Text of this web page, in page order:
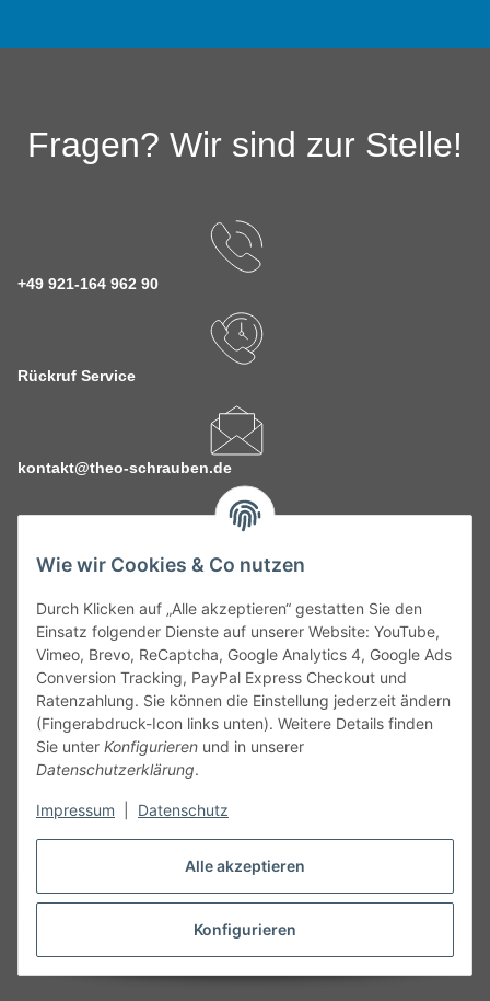
Alle akzeptieren
Konfigurieren
Wie wir Cookies & Co nutzen
Durch Klicken auf „Alle akzeptieren“ gestatten Sie den
Einsatz folgender Dienste auf unserer Website: YouTube,
Vimeo, Brevo, ReCaptcha, Google Analytics 4, Google Ads
Conversion Tracking, PayPal Express Checkout und
Ratenzahlung. Sie können die Einstellung jederzeit ändern
(Fingerabdruck-Icon links unten). Weitere Details finden
Sie unter Konfigurieren und in unserer
Datenschutzerklärung.
Impressum Datenschutz
Fragen? Wir sind zur Stelle!
+49 921-164 962 90
Rückruf Service
kontakt@theo-schrauben.de
Service
Gesetzliche Informationen
Alle technischen Angaben ohne Gewähr. Irrtümer und fehlerhafte
Angaben vorbehalten. Wenn Sie Datenblätter oder spezielle
unseren Kundenservice. Abbildungen der Artikel können
Vertrag widerrufen